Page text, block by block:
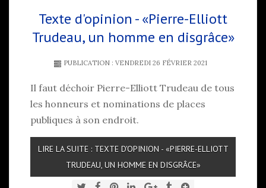
Texte d'opinion - «Pierre-Elliott
Trudeau, un homme en disgrâce»
PUBLICATION : VENDREDI 26 FÉVRIER 2021
Il faut déchoir Pierre-Elliott Trudeau de tous
les honneurs et nominations de places
publiques à son endroit.
LIRE LA SUITE : TEXTE D'OPINION - «PIERRE-ELLIOTT
TRUDEAU, UN HOMME EN DISGRÂCE»